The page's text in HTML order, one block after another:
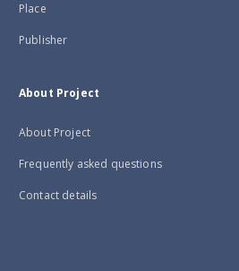
Place
Publisher
About Project
About Project
Frequently asked questions
Contact details